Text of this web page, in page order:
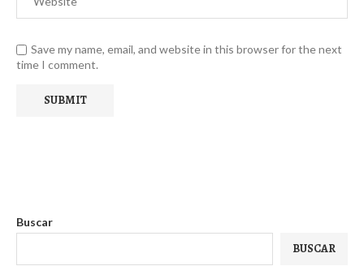
Save my name, email, and website in this browser for the next
time I comment.
Buscar
BUSCAR